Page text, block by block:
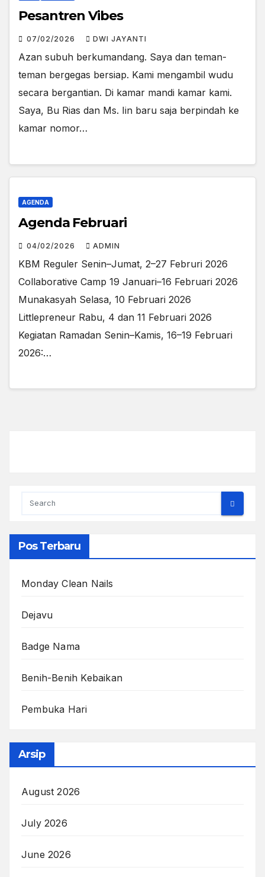
Pesantren Vibes
07/02/2026 DWI JAYANTI
Azan subuh berkumandang. Saya dan teman-
teman bergegas bersiap. Kami mengambil wudu
secara bergantian. Di kamar mandi kamar kami.
Saya, Bu Rias dan Ms. Iin baru saja berpindah ke
kamar nomor…
AGENDA
Agenda Februari
04/02/2026 ADMIN
KBM Reguler Senin–Jumat, 2–27 Februri 2026
Collaborative Camp 19 Januari–16 Februari 2026
Munakasyah Selasa, 10 Februari 2026
Littlepreneur Rabu, 4 dan 11 Februari 2026
Kegiatan Ramadan Senin–Kamis, 16–19 Februari
2026:…
Pos Terbaru
Monday Clean Nails
Dejavu
Badge Nama
Benih-Benih Kebaikan
Pembuka Hari
Arsip
August 2026
July 2026
June 2026